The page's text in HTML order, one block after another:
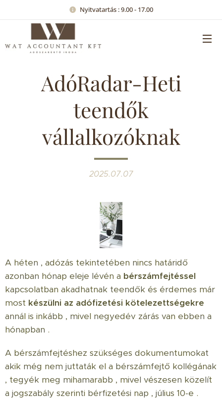
Nyitvatartás : 9.00 - 17.00
AdóRadar-Heti
teendők
vállalkozóknak
2025.07.07
A héten , adózás tekintetében nincs határidő
azonban hónap eleje lévén a bérszámfejtéssel
kapcsolatban akadhatnak teendők és érdemes már
most készülni az adófizetési kötelezettségekre
annál is inkább , mivel negyedév zárás van ebben a
hónapban .
A bérszámfejtéshez szükséges dokumentumokat
akik még nem juttaták el a bérszámfejtő kollégának
, tegyék meg mihamarabb , mivel vészesen közelít
a jogszabály szerinti bérfizetési nap , július 10-e .